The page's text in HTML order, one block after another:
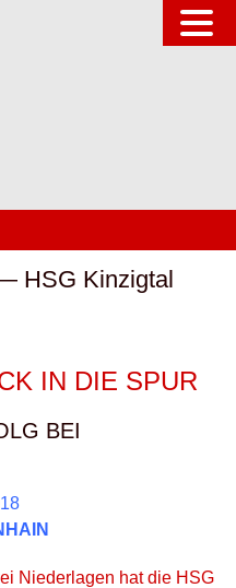
HSG Kinzigtal
IN DIE SPUR
BEI
Niederlagen hat die HSG